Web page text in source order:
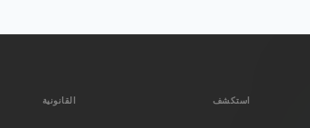
استكشف القانونية